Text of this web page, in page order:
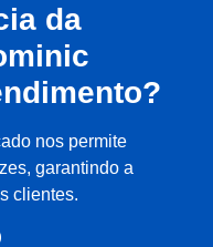
da
nos permite
garantindo a
clientes.